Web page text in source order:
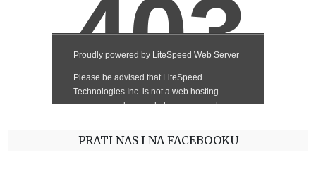
PRATI NAS I NA FACEBOOKU